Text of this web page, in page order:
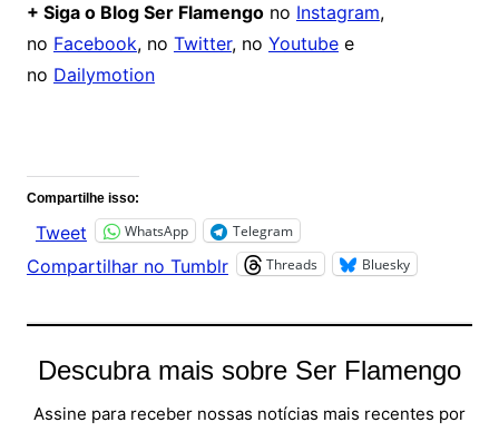
+ Siga o Blog Ser Flamengono Instagram,
no Facebook, no Twitter, no Youtubee
no Dailymotion
Compartilhe isso:
Tweet WhatsApp Telegram
Compartilhar no Tumblr Threads Bluesky
Descubra mais sobre Ser Flamengo
Assine para receber nossas notícias mais recentes por